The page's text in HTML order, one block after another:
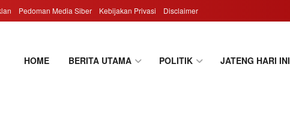
Pedoman Media Siber Kebijakan Privasi Disclaimer
HOME BERITA UTAMA POLITIK JATENG HARI INI